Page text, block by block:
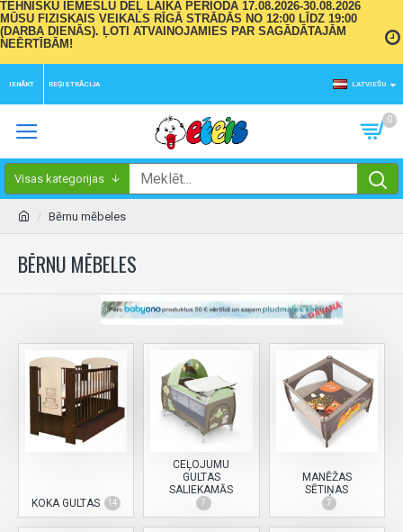
TEHNISKU IEMESLU DĒĻ LAIKA PERIODĀ 17.08.2026-30.08.2026
MŪSU FIZISKAIS VEIKALS RĪGĀ STRĀDĀS NO 12:00 LĪDZ 19:00
(DARBA DIENĀS). ĻOTI ATVAINOJAMIES PAR SAGĀDĀTAJĀM
NEĒRTĪBĀM!
IENĀKT REĢISTRĀCIJA LATVIEŠU
0
Visas kategorijas
Bērnu mēbeles
BĒRNU MĒBELES
KOKA GULTAS 14
CEĻOJUMU
GULTAS
SALIEKAMĀS
7
MANĒŽAS
SĒTIŅAS
7